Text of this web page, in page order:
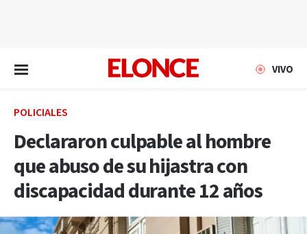
VIVO
POLICIALES
Declararon culpable al hombre
que abuso de su hijastra con
discapacidad durante 12 años